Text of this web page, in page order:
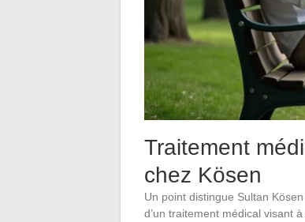
Traitement
chez Kösen
Un point distingue Sultan
d’un traitement médical visant